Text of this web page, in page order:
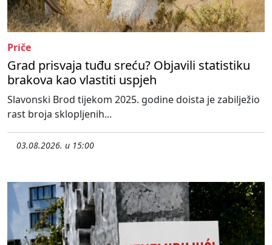
Priče
Grad prisvaja tuđu sreću? Objavili statistiku
brakova kao vlastiti uspjeh
Slavonski Brod tijekom 2025. godine doista je zabilježio
rast broja sklopljenih...
03.08.2026. u 15:00